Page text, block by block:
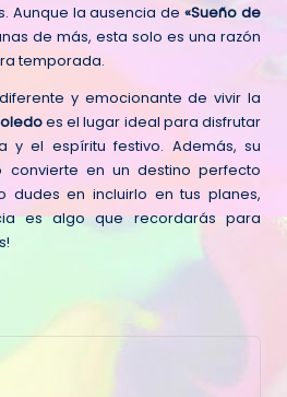
Aunque la ausencia de«Sueño de
de más, esta solo es una razón
temporada.
y emocionante de vivir la
es el lugar ideal para disfrutar
y el espíritu festivo. Además, su
convierte en un destino perfecto
dudes en incluirlo en tus planes,
es algo que recordarás para